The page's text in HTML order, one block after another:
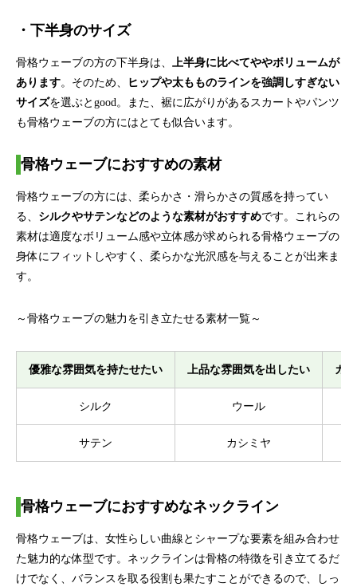
・下半身のサイズ
骨格ウェーブの方の下半身は、
上半身に比べてややボリュームが
あります。そのため、
ヒップや太もものラインを強調しすぎない
サイズを選ぶとgood。また、裾に広がりがあるスカートやパンツ
も骨格ウェーブの方にはとても似合います。
骨格ウェーブにおすすめの素材
骨格ウェーブの方には、柔らかさ・滑らかさの質感を持ってい
る、 シルクやサテンなどのような素材がおすすめです。これらの
素材は適度なボリューム感や立体感が求められる骨格ウェーブの
身体にフィットしやすく、柔らかな光沢感を与えることが出来ま
す。
～骨格ウェーブの魅力を引き立たせる素材一覧～
優雅な雰囲気を持たせたい 上品な雰囲気を出したい カ
シルク ウール
サテン カシミヤ
骨格ウェーブにおすすめなネックライン
骨格ウェーブは、女性らしい曲線とシャープな要素を組み合わせ
た魅力的な体型です。ネックラインは骨格の特徴を引き立てるだ
けでなく、バランスを取る役割も果たすことができるので、しっ